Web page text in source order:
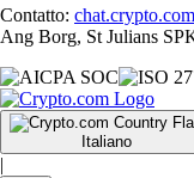
Contatto: chat.crypto.com
Ang Borg, St Julians
Italiano
|